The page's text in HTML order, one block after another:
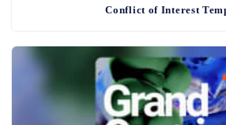
Conflict of Interest